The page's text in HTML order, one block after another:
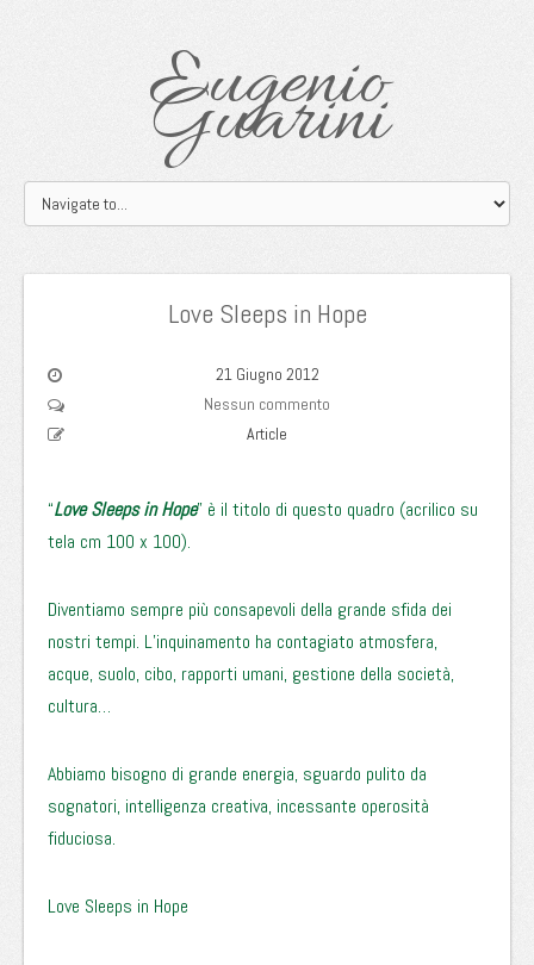
Eugenio
Guarini
Love Sleeps in Hope
21 Giugno 2012
Nessun commento
Article
“Love Sleeps in Hope” è il titolo di questo quadro (acrilico su
tela cm 100 x 100).
Diventiamo sempre più consapevoli della grande sfida dei
nostri tempi. L’inquinamento ha contagiato atmosfera,
acque, suolo, cibo, rapporti umani, gestione della società,
cultura…
Abbiamo bisogno di grande energia, sguardo pulito da
sognatori, intelligenza creativa, incessante operosità
fiduciosa.
Love Sleeps in Hope